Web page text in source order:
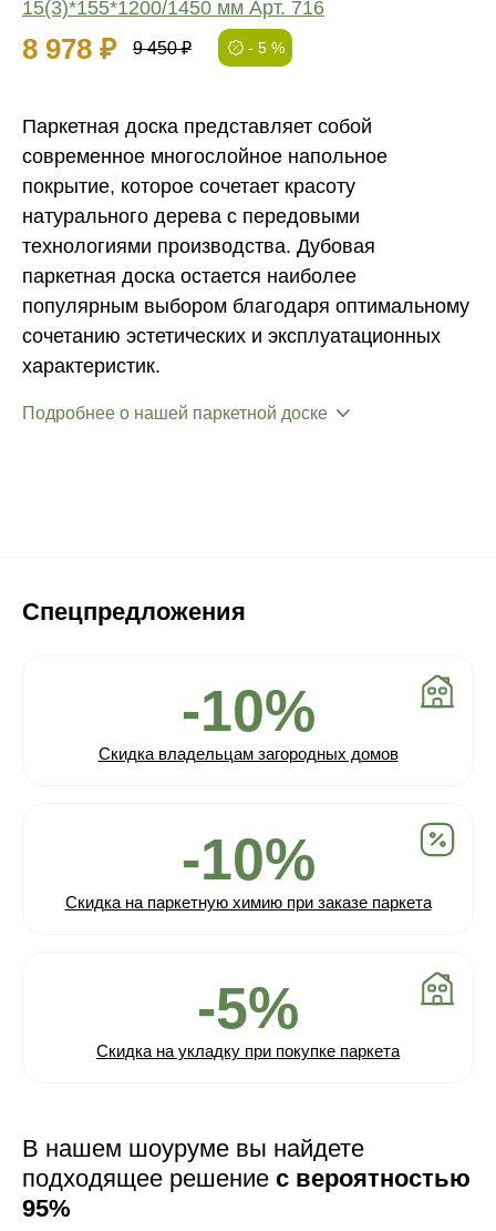
15(3)*155*1200/1450 мм Арт. 716
8 978 ₽ 9 450 ₽ - 5 %
Паркетная доска представляет собой
современное многослойное напольное
покрытие, которое сочетает красоту
натурального дерева с передовыми
технологиями производства. Дубовая
паркетная доска остается наиболее
популярным выбором благодаря оптимальному
сочетанию эстетических и эксплуатационных
характеристик.
Подробнее о нашей паркетной доске
Спецпредложения
-10%
Скидка владельцам загородных домов
-10%
Скидка на паркетную химию при заказе паркета
-5%
Скидка на укладку при покупке паркета
В нашем шоуруме вы найдете
подходящее решение с вероятностью
95%